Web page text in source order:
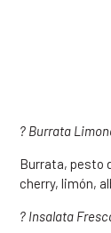
? Burrata
Burrata, pesto
cherry, limón,
? Insalata